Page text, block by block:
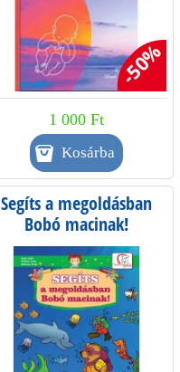
-50%
1 000 Ft
Segíts a megoldásban
Bobó macinak!